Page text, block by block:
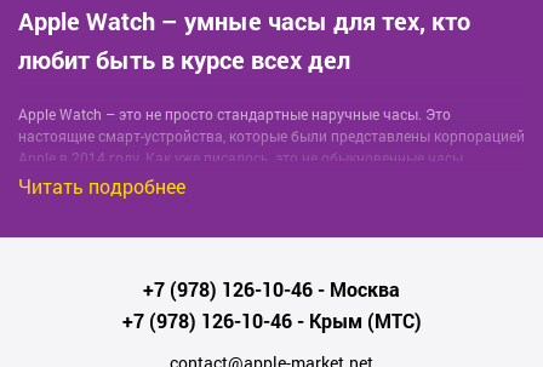
Apple Watch – умные часы для тех, кто
любит быть в курсе всех дел
Apple Watch – это не просто стандартные наручные часы. Это
настоящие смарт-устройства, которые были представлены корпорацией
Apple в 2014 году. Как уже писалось, это не обыкновенные часы,
которые мы надеваем на руку, чтобы знать, сколько времени. Это
модный аксессуар, незаменимый во множестве ситуаций. Часы Apple
Москве на самых выгодныйх условиях , лучшая цена у нас в магазине.
С помощью этого интересного устройства можно совершать много
Читать подробнее
+7 (978) 126-10-46- Москва
+7 (978) 126-10-46- Крым (МТС)